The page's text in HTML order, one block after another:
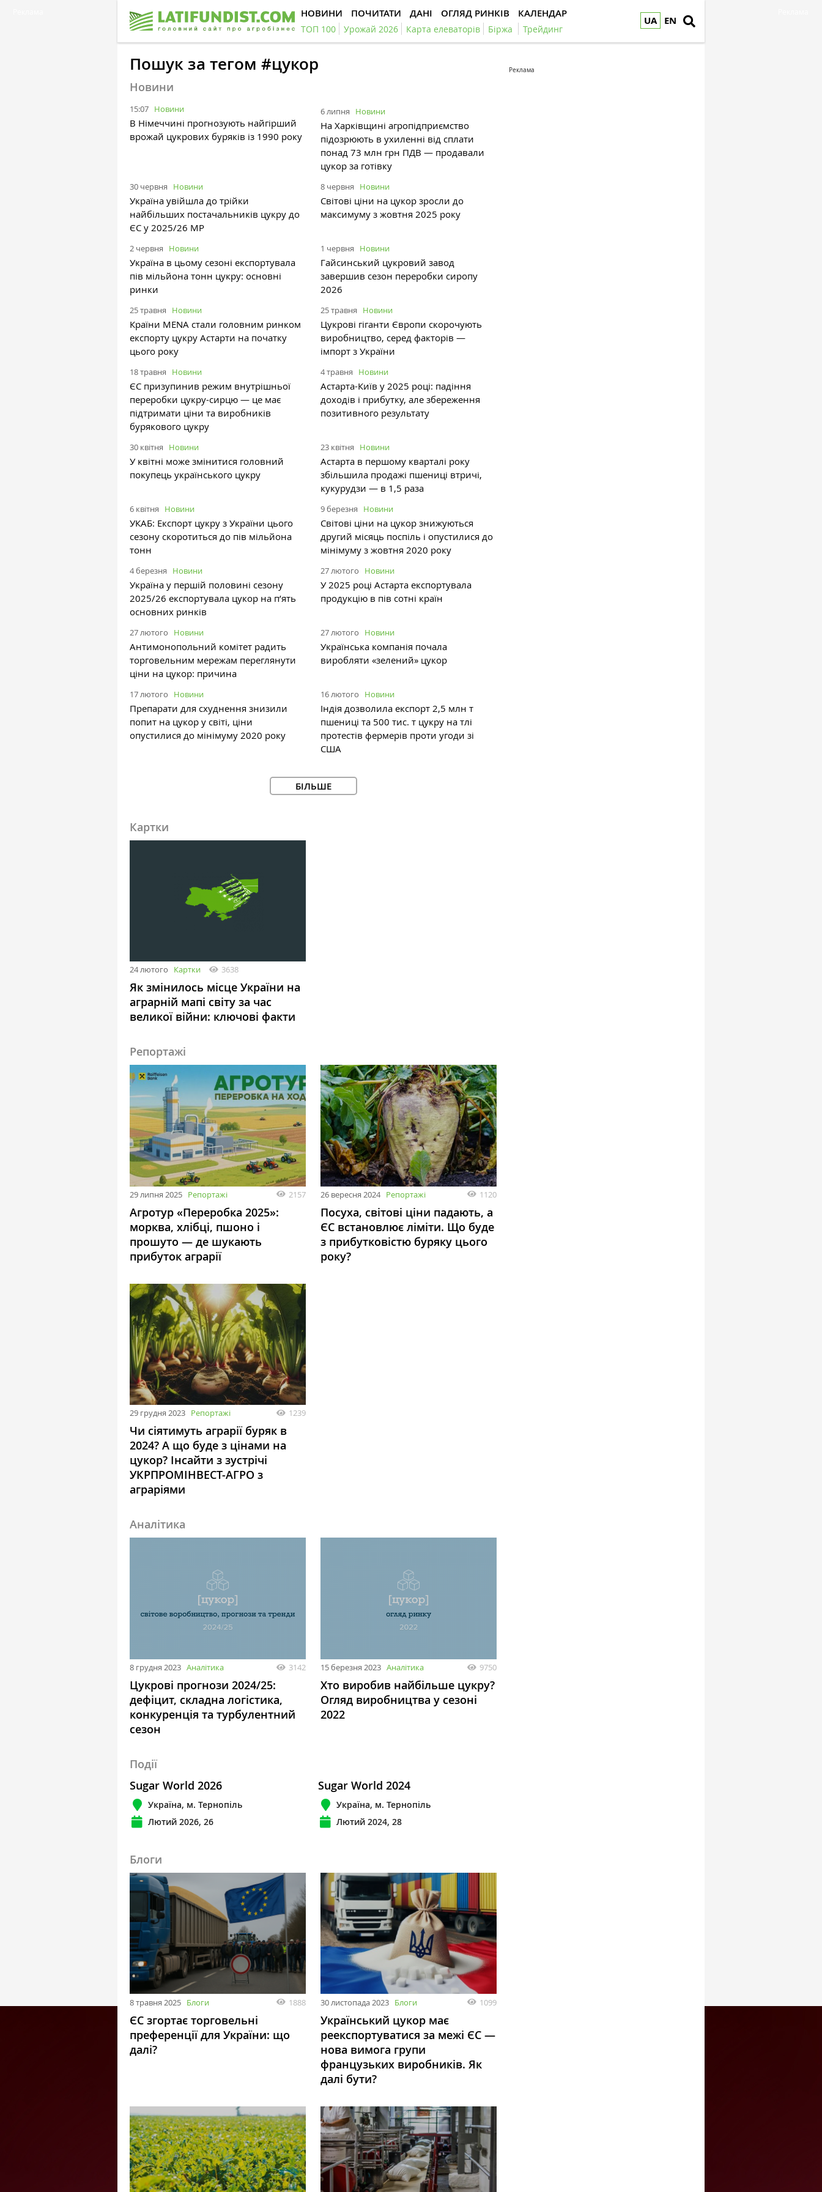
UA EN
НОВИНИ ПОЧИТАТИ ДАНІ ОГЛЯД РИНКІВ КАЛЕНДАР
ТОП 100 Урожай 2026 Карта елеваторів Біржа Трейдинг
Пошук за тегом #цукор
Новини
15:07 Новини
В Німеччині прогнозують найгірший
врожай цукрових буряків із 1990 року
6 липня Новини
На Харківщині агропідприємство
підозрюють в ухиленні від сплати
понад 73 млн грн ПДВ — продавали
цукор за готівку
30 червня Новини
Україна увійшла до трійки
найбільших постачальників цукру до
ЄС у 2025/26 МР
8 червня Новини
Світові ціни на цукор зросли до
максимуму з жовтня 2025 року
2 червня Новини
Україна в цьому сезоні експортувала
пів мільйона тонн цукру: основні
ринки
1 червня Новини
Гайсинський цукровий завод
завершив сезон переробки сиропу
2026
25 травня Новини
Країни MENA стали головним ринком
експорту цукру Астарти на початку
цього року
25 травня Новини
Цукрові гіганти Європи скорочують
виробництво, серед факторів —
імпорт з України
18 травня Новини
ЄС призупинив режим внутрішньої
переробки цукру-сирцю — це має
підтримати ціни та виробників
бурякового цукру
4 травня Новини
Астарта-Київ у 2025 році: падіння
доходів і прибутку, але збереження
позитивного результату
30 квітня Новини
У квітні може змінитися головний
покупець українського цукру
23 квітня Новини
Астарта в першому кварталі року
збільшила продажі пшениці втричі,
кукурудзи — в 1,5 раза
6 квітня Новини
УКАБ: Експорт цукру з України цього
сезону скоротиться до пів мільйона
тонн
9 березня Новини
Світові ціни на цукор знижуються
другий місяць поспіль і опустилися до
мінімуму з жовтня 2020 року
4 березня Новини
Україна у першій половині сезону
2025/26 експортувала цукор на п’ять
основних ринків
27 лютого Новини
У 2025 році Астарта експортувала
продукцію в пів сотні країн
27 лютого Новини
Антимонопольний комітет радить
торговельним мережам переглянути
ціни на цукор: причина
27 лютого Новини
Українська компанія почала
виробляти «зелений» цукор
17 лютого Новини
Препарати для схуднення знизили
попит на цукор у світі, ціни
опустилися до мінімуму 2020 року
16 лютого Новини
Індія дозволила експорт 2,5 млн т
пшениці та 500 тис. т цукру на тлі
протестів фермерів проти угоди зі
США
БІЛЬШЕ
Картки
24 лютого Картки 3638
Як змінилось місце України на
аграрній мапі світу за час
великої війни: ключові факти
Репортажі
29 липня 2025 Репортажі 2157
Агротур «Переробка 2025»:
морква, хлібці, пшоно і
прошуто — де шукають
прибуток аграрії
26 вересня 2024 Репортажі 1120
Посуха, світові ціни падають, а
ЄС встановлює ліміти. Що буде
з прибутковістю буряку цього
року?
29 грудня 2023 Репортажі 1239
Чи сіятимуть аграрії буряк в
2024? А що буде з цінами на
цукор? Інсайти з зустрічі
УКРПРОМІНВЕСТ-АГРО з
аграріями
Аналітика
8 грудня 2023 Аналітика 3142
Цукрові прогнози 2024/25:
дефіцит, складна логістика,
конкуренція та турбулентний
сезон
15 березня 2023 Аналітика 9750
Хто виробив найбільше цукру?
Огляд виробництва у сезоні
2022
Події
Sugar World 2026
Україна, м. Тернопіль
Лютий 2026, 26
Sugar World 2024
Україна, м. Тернопіль
Лютий 2024, 28
Блоги
8 травня 2025 Блоги 1888
ЄС згортає торговельні
преференції для України: що
далі?
30 листопада 2023 Блоги 1099
Український цукор має
реекспортуватися за межі ЄС —
нова вимога групи
французьких виробників. Як
далі бути?
Реклама